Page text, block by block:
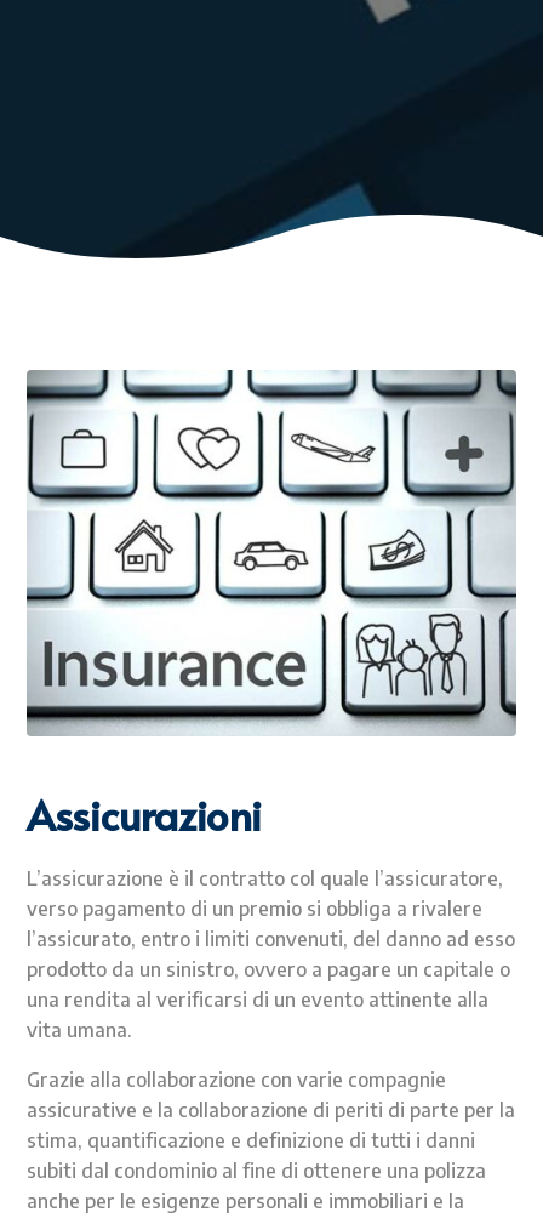
Assicurazioni
L’assicurazione è il contratto col quale l’assicuratore,
verso pagamento di un premio si obbliga a rivalere
l’assicurato, entro i limiti convenuti, del danno ad esso
prodotto da un sinistro, ovvero a pagare un capitale o
una rendita al verificarsi di un evento attinente alla
vita umana.
Grazie alla collaborazione con varie compagnie
assicurative e la collaborazione di periti di parte per la
stima, quantificazione e definizione di tutti i danni
subiti dal condominio al fine di ottenere una polizza
anche per le esigenze personali e immobiliari e la